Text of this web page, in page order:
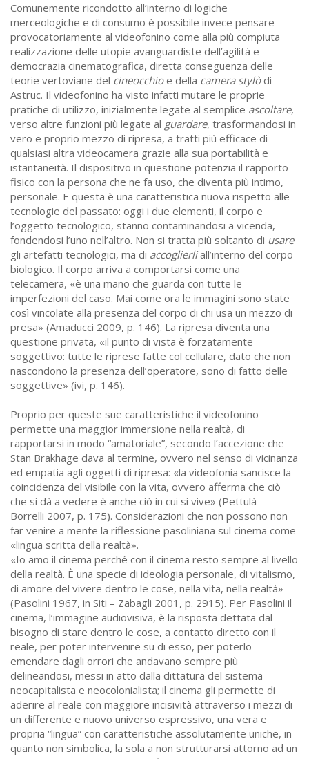
Comunemente ricondotto all’interno di logiche
merceologiche e di consumo è possibile invece pensare
provocatoriamente al videofonino come alla più compiuta
realizzazione delle utopie avanguardiste dell’agilità e
democrazia cinematografica, diretta conseguenza delle
teorie vertoviane del cineocchioe della camera stylòdi
Astruc. Il videofonino ha visto infatti mutare le proprie
pratiche di utilizzo, inizialmente legate al semplice ascoltare,
verso altre funzioni più legate al guardare, trasformandosi in
vero e proprio mezzo di ripresa, a tratti più efficace di
qualsiasi altra videocamera grazie alla sua portabilità e
istantaneità. Il dispositivo in questione potenzia il rapporto
fisico con la persona che ne fa uso, che diventa più intimo,
personale. E questa è una caratteristica nuova rispetto alle
tecnologie del passato: oggi i due elementi, il corpo e
l’oggetto tecnologico, stanno contaminandosi a vicenda,
fondendosi l’uno nell’altro. Non si tratta più soltanto di usare
gli artefatti tecnologici, ma di accoglierliall’interno del corpo
biologico. Il corpo arriva a comportarsi come una
telecamera, «è una mano che guarda con tutte le
imperfezioni del caso. Mai come ora le immagini sono state
così vincolate alla presenza del corpo di chi usa un mezzo di
presa» (Amaducci 2009, p. 146). La ripresa diventa una
questione privata, «il punto di vista è forzatamente
soggettivo: tutte le riprese fatte col cellulare, dato che non
nascondono la presenza dell’operatore, sono di fatto delle
soggettive» (ivi, p. 146).
Proprio per queste sue caratteristiche il videofonino
permette una maggior immersione nella realtà, di
rapportarsi in modo “amatoriale”, secondo l’accezione che
Stan Brakhage dava al termine, ovvero nel senso di vicinanza
ed empatia agli oggetti di ripresa: «la videofonia sancisce la
coincidenza del visibile con la vita, ovvero afferma che ciò
che si dà a vedere è anche ciò in cui si vive» (Pettulà –
Borrelli 2007, p. 175). Considerazioni che non possono non
far venire a mente la riflessione pasoliniana sul cinema come
«lingua scritta della realtà».
«Io amo il cinema perché con il cinema resto sempre al livello
della realtà. È una specie di ideologia personale, di vitalismo,
di amore del vivere dentro le cose, nella vita, nella realtà»
(Pasolini 1967, in Siti – Zabagli 2001, p. 2915). Per Pasolini il
cinema, l’immagine audiovisiva, è la risposta dettata dal
bisogno di stare dentro le cose, a contatto diretto con il
reale, per poter intervenire su di esso, per poterlo
emendare dagli orrori che andavano sempre più
delineandosi, messi in atto dalla dittatura del sistema
neocapitalista e neocolonialista; il cinema gli permette di
aderire al reale con maggiore incisività attraverso i mezzi di
un differente e nuovo universo espressivo, una vera e
propria “lingua” con caratteristiche assolutamente uniche, in
quanto non simbolica, la sola a non strutturarsi attorno ad un